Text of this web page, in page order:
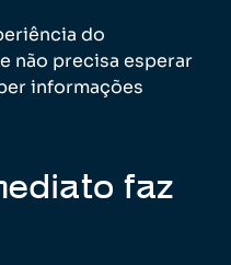
do
não precisa esperar
informações
faz